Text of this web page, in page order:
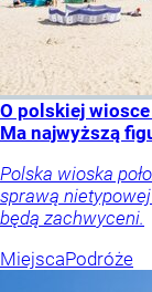
O polskiej
Ma najwyższą
Polska wioska
sprawą
będą zachwyceni.
MiejscaPodróże